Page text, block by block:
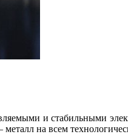
и стабильными
на всем